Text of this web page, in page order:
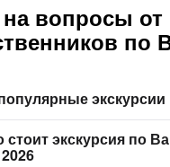
вопросы от
по
экскурсии
стоит экскурсия по